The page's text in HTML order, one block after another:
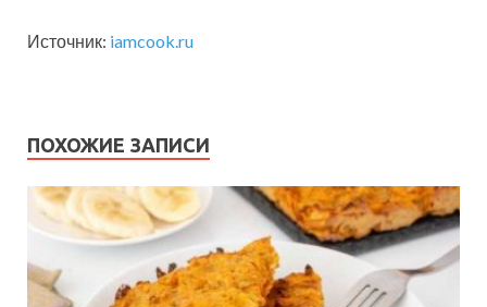
Источник: iamcook.ru
ПОХОЖИЕ ЗАПИСИ